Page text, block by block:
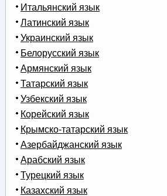
Итальянский язык
Латинский язык
Украинский язык
Белорусский язык
Армянский язык
Татарский язык
Узбекский язык
Корейский язык
Крымско-татарский язык
Азербайджанский язык
Арабский язык
Турецкий язык
Казахский язык